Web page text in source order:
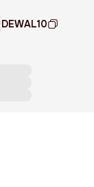
DEWAL10